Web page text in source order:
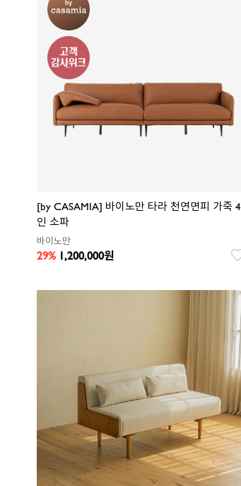
[by CASAMIA] 바이노만 타라 천연면피 가죽 4
인 소파
바이노만
29% 1,200,000원